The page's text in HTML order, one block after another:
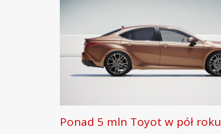
Ponad 5 mln Toyot w pół roku